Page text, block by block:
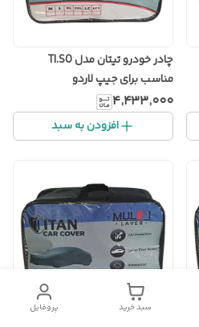
چادر خودرو تیتان مدل TI.SO
مناسب برای جیپ لاردو
۴٬۴۳۳٬۰۰۰
افزودن به سبد
پروفایل سبد خرید